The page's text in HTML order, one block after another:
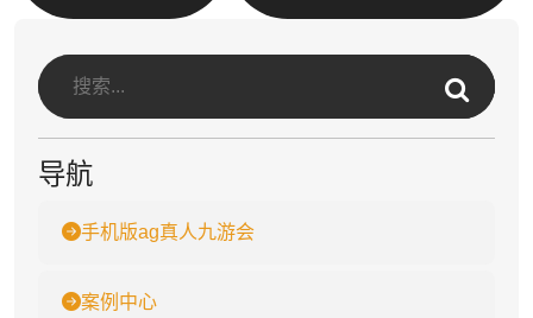
导航
手机版ag真人九游会
案例中心